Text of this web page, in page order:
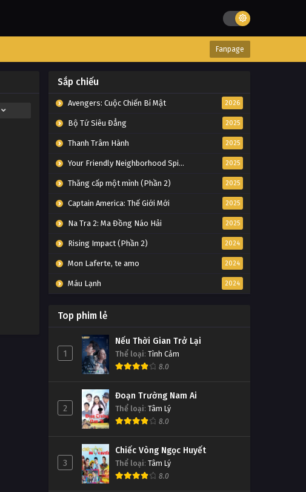
Fanpage
Sắp chiếu
Avengers: Cuộc Chiến Bí Mật 2026
Bộ Tứ Siêu Đẳng 2025
Thanh Trâm Hành 2025
Your Friendly Neighborhood Spider-Man 2025
Thăng cấp một mình (Phần 2) 2025
Captain America: Thế Giới Mới 2025
Na Tra 2: Ma Đồng Náo Hải 2025
Rising Impact (Phần 2) 2024
Mon Laferte, te amo 2024
Máu Lạnh 2024
Top phim lẻ
1
Nếu Thời Gian Trở Lại
Thể loại: Tình Cảm
8.0
2
Đoạn Trường Nam Ai
Thể loại: Tâm Lý
8.0
3
Chiếc Vòng Ngọc Huyết
Thể loại: Tâm Lý
8.0